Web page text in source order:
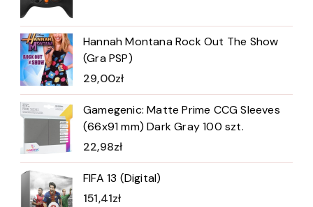
Hannah Montana Rock Out The Show
(Gra PSP)
29,00zł
Gamegenic: Matte Prime CCG Sleeves
(66x91 mm) Dark Gray 100 szt.
22,98zł
FIFA 13 (Digital)
151,41zł